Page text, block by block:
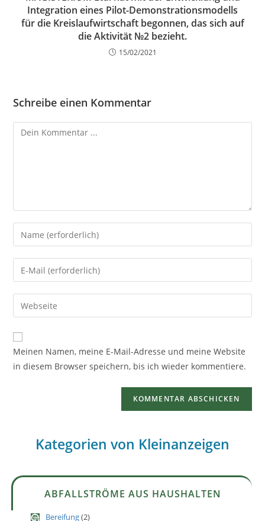
Integration eines Pilot-Demonstrationsmodells
für die Kreislaufwirtschaft begonnen, das sich auf
die Aktivität №2 bezieht.
15/02/2021
Schreibe einen Kommentar
Meinen Namen, meine E-Mail-Adresse und meine Website
in diesem Browser speichern, bis ich wieder kommentiere.
Kategorien von Kleinanzeigen
ABFALLSTRÖME AUS HAUSHALTEN
Bereifung(2)